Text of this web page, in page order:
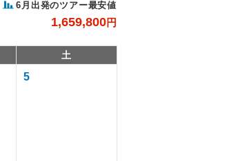
6月出発のツアー最安値
1,659,800円
土
5